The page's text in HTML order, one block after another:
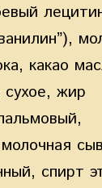
какао
сухое, жир
спирт